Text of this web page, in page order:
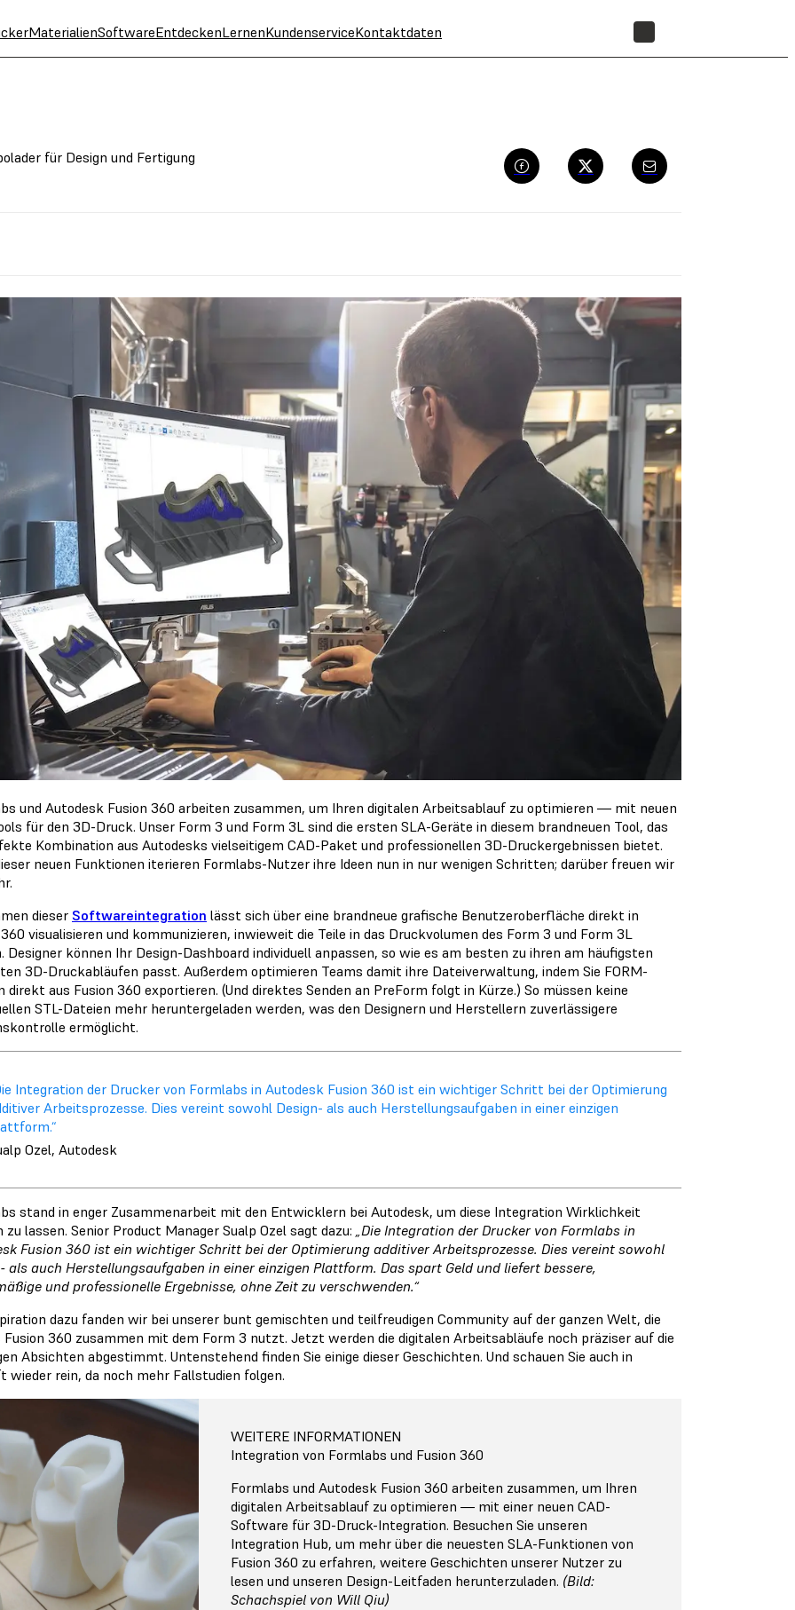
MaterialienSoftwareEntdeckenLernenKundenserviceKontaktdaten
für Design und Fertigung
und Autodesk Fusion 360 arbeiten zusammen, um Ihren digitalen Arbeitsablauf zu optimieren ― mit neuen
für den 3D-Druck. Unser Form 3 und Form 3L sind die ersten SLA-Geräte in diesem brandneuen Tool, das
Kombination aus Autodesks vielseitigem CAD-Paket und professionellen 3D-Druckergebnissen bietet.
neuen Funktionen iterieren Formlabs-Nutzer ihre Ideen nun in nur wenigen Schritten; darüber freuen wir
dieser Softwareintegration lässt sich über eine brandneue grafische Benutzeroberfläche direkt in
visualisieren und kommunizieren, inwieweit die Teile in das Druckvolumen des Form 3 und Form 3L
Designer können Ihr Design-Dashboard individuell anpassen, so wie es am besten zu ihren am häufigsten
3D-Druckabläufen passt. Außerdem optimieren Teams damit ihre Dateiverwaltung, indem Sie FORM-
direkt aus Fusion 360 exportieren. (Und direktes Senden an PreForm folgt in Kürze.) So müssen keine
STL-Dateien mehr heruntergeladen werden, was den Designern und Herstellern zuverlässigere
ermöglicht.
Integration der Drucker von Formlabs in Autodesk Fusion 360 ist ein wichtiger Schritt bei der Optimierung
Arbeitsprozesse. Dies vereint sowohl Design- als auch Herstellungsaufgaben in einer einzigen
Ozel, Autodesk
stand in enger Zusammenarbeit mit den Entwicklern bei Autodesk, um diese Integration Wirklichkeit
zu lassen. Senior Product Manager Sualp Ozel sagt dazu: „Die Integration der Drucker von Formlabs in
Fusion 360 ist ein wichtiger Schritt bei der Optimierung additiver Arbeitsprozesse. Dies vereint sowohl
als auch Herstellungsaufgaben in einer einzigen Plattform. Das spart Geld und liefert bessere,
und professionelle Ergebnisse, ohne Zeit zu verschwenden.“
dazu fanden wir bei unserer bunt gemischten und teilfreudigen Community auf der ganzen Welt, die
360 zusammen mit dem Form 3 nutzt. Jetzt werden die digitalen Arbeitsabläufe noch präziser auf die
Absichten abgestimmt. Untenstehend finden Sie einige dieser Geschichten. Und schauen Sie auch in
wieder rein, da noch mehr Fallstudien folgen.
WEITERE INFORMATIONEN
Integration von Formlabs und Fusion 360
Formlabs und Autodesk Fusion 360 arbeiten zusammen, um Ihren
digitalen Arbeitsablauf zu optimieren ― mit einer neuen CAD-
Software für 3D-Druck-Integration. Besuchen Sie unseren
Integration Hub, um mehr über die neuesten SLA-Funktionen von
Fusion 360 zu erfahren, weitere Geschichten unserer Nutzer zu
lesen und unseren Design-Leitfaden herunterzuladen. (Bild:
Schachspiel von Will Qiu)